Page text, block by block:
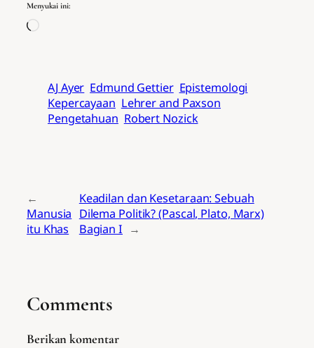
Menyukai ini:
Memuat…
AJ Ayer Edmund Gettier Epistemologi
Kepercayaan Lehrer and Paxson
Pengetahuan Robert Nozick
←
Manusia
itu Khas
Keadilan dan Kesetaraan: Sebuah
Dilema Politik? (Pascal, Plato, Marx)
Bagian I →
Comments
Berikan komentar